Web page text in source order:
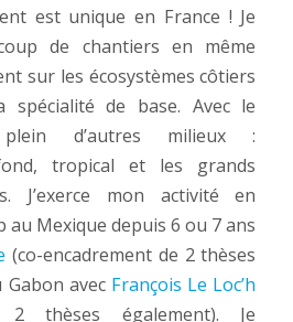
est unique en France ! Je
de chantiers en même
sur les écosystèmes côtiers
spécialité de base. Avec le
d’autres milieux :
tropical et les grands
J’exerce mon activité en
au Mexique depuis 6 ou 7 ans
(co-encadrement de 2 thèses
Gabon avec François Le Loc’h
2 thèses également). Je